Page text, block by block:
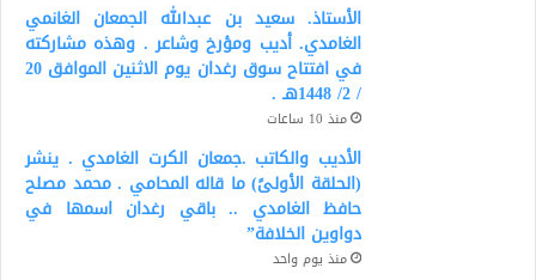
الأستاذ. سعيد بن عبدالله الجمعان الغانمي
الغامدي. أديب ومؤرخ وشاعر . وهذه مشاركته
في افتتاح سوق رغدان يوم الاثنين الموافق 20
/ 2/ 1448هـ .
منذ 10 ساعات
الأديب والكاتب .جمعان الكرت الغامدي . ينشر
(الحلقة الأولىً) ما قاله المحامي . محمد مصلح
حافظ الغامدي .. باقي رغدان اسمها في
دواوين الخلافة”
منذ يوم واحد